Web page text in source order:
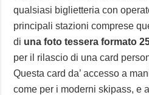
qualsiasi biglietteria con
principali stazioni comprese
di una foto tessera formato
per il rilascio di una card
Questa card da’ accesso a
come per i moderni skipass, e